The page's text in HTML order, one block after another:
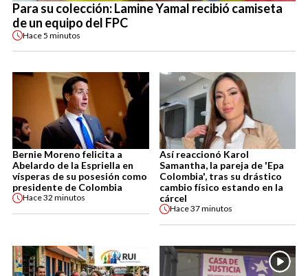
Para su colección: Lamine Yamal recibió camiseta
de un equipo del FPC
Hace5 minutos
Bernie Moreno felicita a
Abelardo de la Espriella en
vísperas de su posesión como
presidente de Colombia
Hace32 minutos
Así reaccionó Karol
Samantha, la pareja de 'Epa
Colombia', tras su drástico
cambio físico estando en la
cárcel
Hace37 minutos